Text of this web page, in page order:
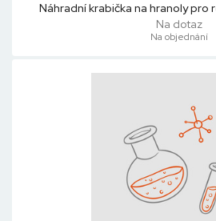
Náhradní krabička na hranoly
Na dotaz
Na objednání